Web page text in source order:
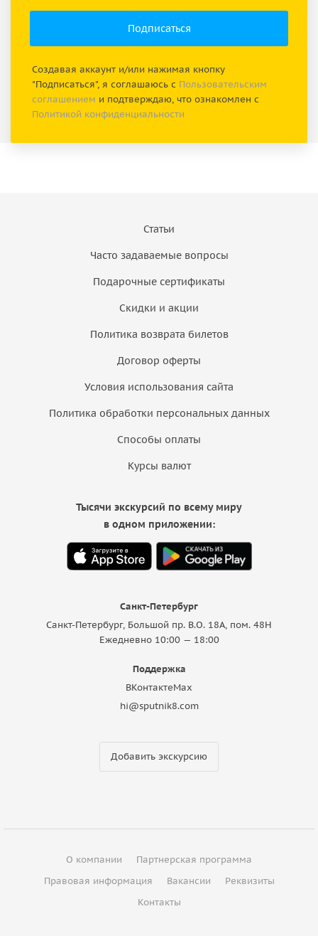
Создавая аккаунт и/или нажимая кнопку
"Подписаться", я соглашаюсь с Пользовательским
соглашением и подтверждаю, что ознакомлен с
Политикой конфиденциальности
Статьи
Часто задаваемые вопросы
Подарочные сертификаты
Скидки и акции
Политика возврата билетов
Договор оферты
Условия использования сайта
Политика обработки персональных данных
Способы оплаты
Курсы валют
Санкт-Петербург
Санкт-Петербург, Большой пр. В.О. 18A, пом. 48Н
Ежедневно 10:00 — 18:00
Поддержка
ВКонтактеMax
hi@sputnik8.com
Добавить экскурсию
Тысячи экскурсий по всему миру
в одном приложении:
О компании
Партнерская программа
Правовая информация
Вакансии
Реквизиты
Контакты